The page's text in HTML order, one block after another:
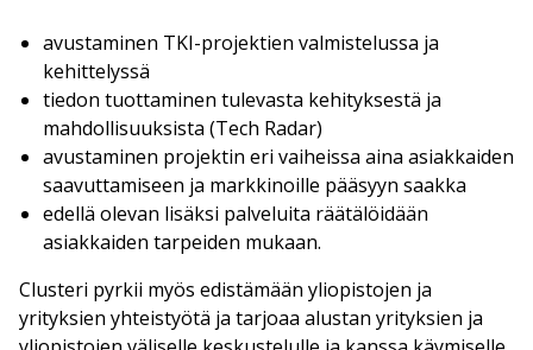
avustaminen TKI-projektien valmistelussa ja
kehittelyssä
tiedon tuottaminen tulevasta kehityksestä ja
mahdollisuuksista (Tech Radar)
avustaminen projektin eri vaiheissa aina asiakkaiden
saavuttamiseen ja markkinoille pääsyyn saakka
edellä olevan lisäksi palveluita räätälöidään
asiakkaiden tarpeiden mukaan.
Clusteri pyrkii myös edistämään yliopistojen ja
yrityksien yhteistyötä ja tarjoaa alustan yrityksien ja